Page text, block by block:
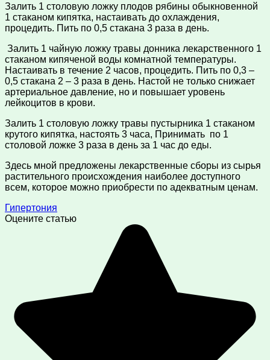
Залить 1 столовую ложку плодов рябины обыкновенной
1 стаканом кипятка, настаивать до охлаждения,
процедить. Пить по 0,5 стакана 3 раза в день.
Залить 1 чайную ложку травы донника лекарственного 1
стаканом кипяченой воды комнатной температуры.
Настаивать в течение 2 часов, процедить. Пить по 0,3 –
0,5 стакана 2 – 3 раза в день. Настой не только снижает
артериальное давление, но и повышает уровень
лейкоцитов в крови.
Залить 1 столовую ложку травы пустырника 1 стаканом
крутого кипятка, настоять 3 часа, Принимать по 1
столовой ложке 3 раза в день за 1 час до еды.
Здесь мной предложены лекарственные сборы из сырья
растительного происхождения наиболее доступного
всем, которое можно приобрести по адекватным ценам.
Гипертония
Оцените статью